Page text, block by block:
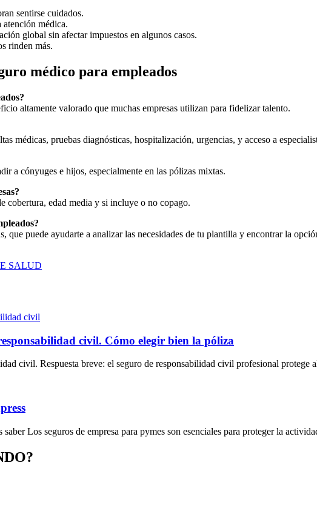
sentirse cuidados.
atención médica.
global sin afectar impuestos en algunos casos.
rinden más.
médico para empleados
altamente valorado que muchas empresas utilizan para fidelizar talento.
médicas, pruebas diagnósticas, hospitalización, urgencias, y acceso a
a cónyuges e hijos, especialmente en las pólizas mixtas.
cobertura, edad media y si incluye o no copago.
que puede ayudarte a analizar las necesidades de tu plantilla y encontrar la
SALUD
civil. Cómo elegir bien la póliza
civil. Respuesta breve: el seguro de responsabilidad civil profesional protege
Los seguros de empresa para pymes son esenciales para proteger la